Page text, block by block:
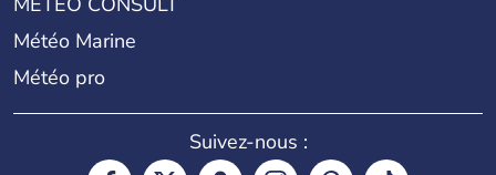
Météo Marine
Météo pro
Suivez-nous :